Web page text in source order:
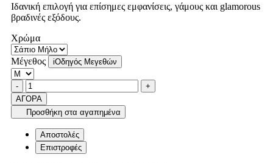
Ιδανική επιλογή για επίσημες εμφανίσεις, γάμους και glamorous
βραδινές εξόδους.
Χρώμα
Μέγεθος iΟδηγός Μεγεθών
Ποσότητα
-product.increase.quantity +
ΑΓΟΡΑ
Προσθήκη στα αγαπημένα
Αποστολές
Επιστροφές